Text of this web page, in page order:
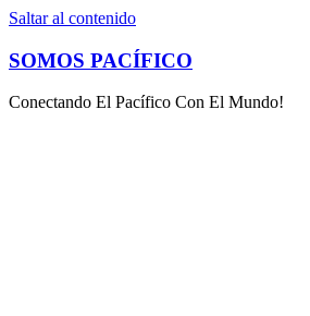
Saltar al contenido
SOMOS PACÍFICO
Conectando El Pacífico Con El Mundo!